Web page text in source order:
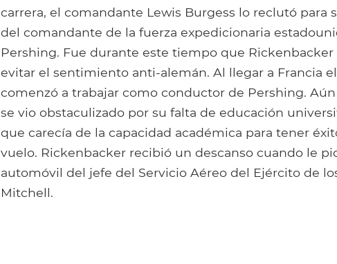
carrera, el comandante Lewis Burgess lo reclutó para
del comandante de la fuerza expedicionaria
Pershing. Fue durante este tiempo que
evitar el sentimiento anti-alemán. Al llegar a Francia el
comenzó a trabajar como conductor de Pershing.
se vio obstaculizado por su falta de educación
que carecía de la capacidad académica para tener
vuelo. Rickenbacker recibió un descanso cuando le
automóvil del jefe del Servicio Aéreo del Ejército de
Mitchell.